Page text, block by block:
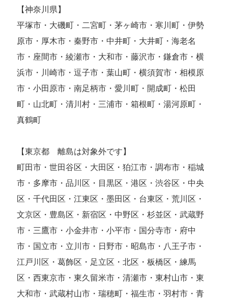
【神奈川県】
平塚市・大磯町・二宮町・茅ヶ崎市・寒川町・伊勢
原市・厚木市・秦野市・中井町・大井町・海老名
市・座間市・綾瀬市・大和市・藤沢市・鎌倉市・横
浜市・川崎市・逗子市・葉山町・横須賀市・相模原
市・小田原市・南足柄市・愛川町・開成町・松田
町・山北町・清川村・三浦市・箱根町・湯河原町・
真鶴町
【東京都 離島は対象外です】
町田市・世田谷区・大田区・狛江市・調布市・稲城
市・多摩市・品川区・目黒区・港区・渋谷区・中央
区・千代田区・江東区・墨田区・台東区・荒川区・
文京区・豊島区・新宿区・中野区・杉並区・武蔵野
市・三鷹市・小金井市・小平市・国分寺市・府中
市・国立市・立川市・日野市・昭島市・八王子市・
江戸川区・葛飾区・足立区・北区・板橋区・練馬
区・西東京市・東久留米市・清瀬市・東村山市・東
大和市・武蔵村山市・瑞穂町・福生市・羽村市・青